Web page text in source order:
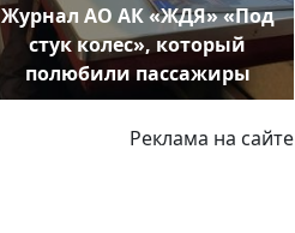
Журнал АО АК «ЖДЯ» «Под
стук колес», который
полюбили пассажиры
Реклама на сайте